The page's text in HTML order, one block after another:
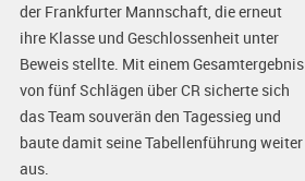
der Frankfurter Mannschaft, die erneut
ihre Klasse und Geschlossenheit unter
Beweis stellte. Mit einem Gesamtergebnis
von fünf Schlägen über CR sicherte sich
das Team souverän den Tagessieg und
baute damit seine Tabellenführung weiter
aus.